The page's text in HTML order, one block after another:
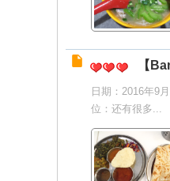
【
日期：2016年9
位：还有很多...